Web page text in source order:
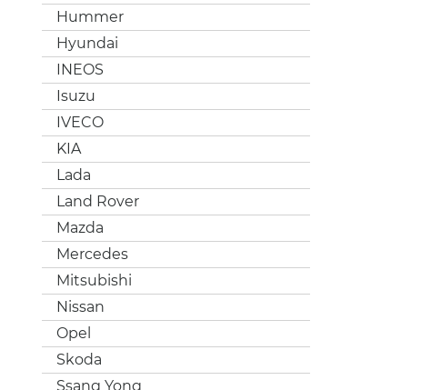
Hummer
Hyundai
INEOS
Isuzu
IVECO
KIA
Lada
Land Rover
Mazda
Mercedes
Mitsubishi
Nissan
Opel
Skoda
Ssang Yong